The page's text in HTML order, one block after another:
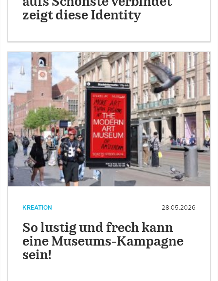
zeigt diese Identity
KREATION 28.05.2026
So lustig und frech kann
eine Museums-Kampagne
sein!